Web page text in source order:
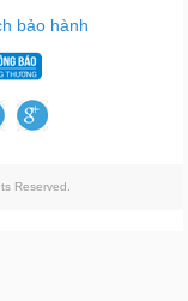
bảo hành
Reserved.